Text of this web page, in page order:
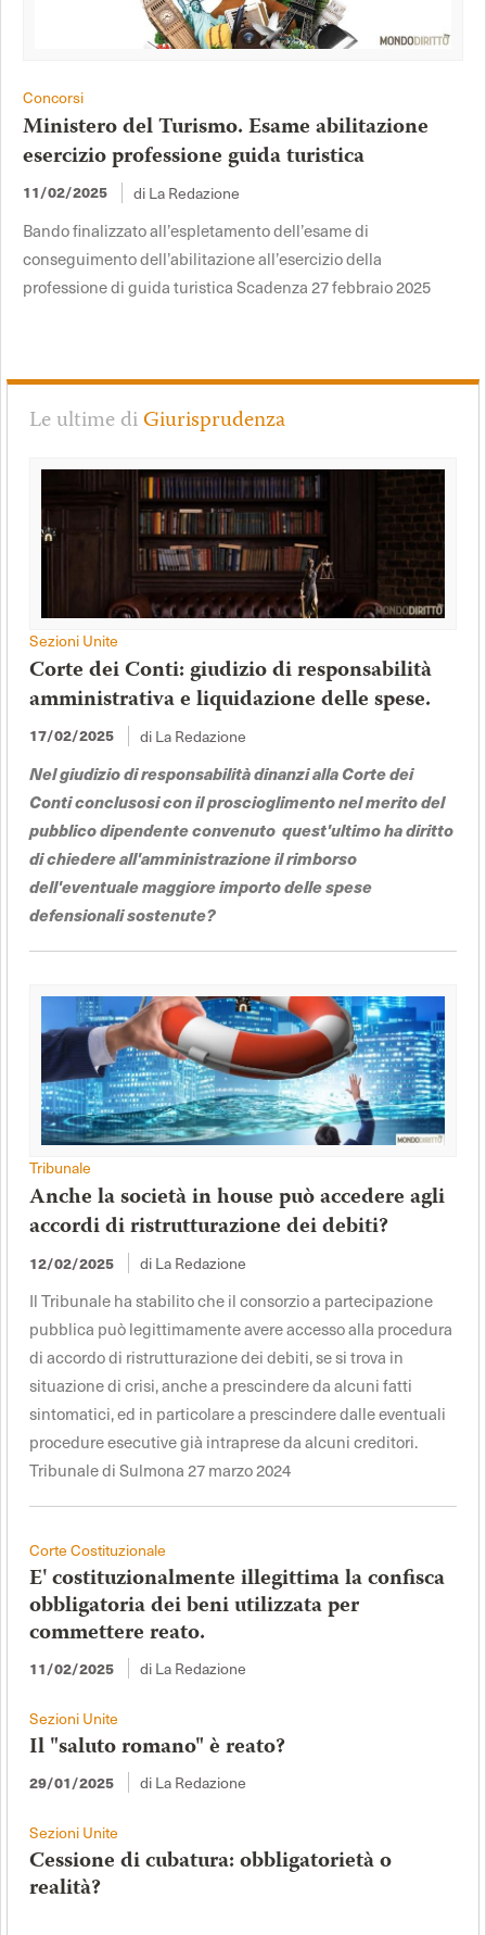
Concorsi
Ministero del Turismo. Esame abilitazione
esercizio professione guida turistica
11/02/2025 di La Redazione
Bando finalizzato all’espletamento dell’esame di
conseguimento dell’abilitazione all’esercizio della
professione di guida turistica Scadenza 27 febbraio 2025
Le ultime diGiurisprudenza
Sezioni Unite
Corte dei Conti: giudizio di responsabilità
amministrativa e liquidazione delle spese.
17/02/2025
di La Redazione
Nel giudizio di responsabilità dinanzi alla Corte dei
Conti conclusosi con il proscioglimento nel merito del
pubblico dipendente convenuto quest'ultimo ha diritto
di chiedere all'amministrazione il rimborso
dell'eventuale maggiore importo delle spese
defensionali sostenute?
Tribunale
Anche la società in house può accedere agli
accordi di ristrutturazione dei debiti?
12/02/2025 di La Redazione
Il Tribunale ha stabilito che il consorzio a partecipazione
pubblica può legittimamente avere accesso alla procedura
di accordo di ristrutturazione dei debiti, se si trova in
situazione di crisi, anche a prescindere da alcuni fatti
sintomatici, ed in particolare a prescindere dalle eventuali
procedure esecutive già intraprese da alcuni creditori.
Tribunale di Sulmona 27 marzo 2024
Corte Costituzionale
E' costituzionalmente illegittima la confisca
obbligatoria dei beni utilizzata per
commettere reato.
11/02/2025 di La Redazione
Sezioni Unite
Il "saluto romano" è reato?
29/01/2025 di La Redazione
Sezioni Unite
Cessione di cubatura: obbligatorietà o
realità?